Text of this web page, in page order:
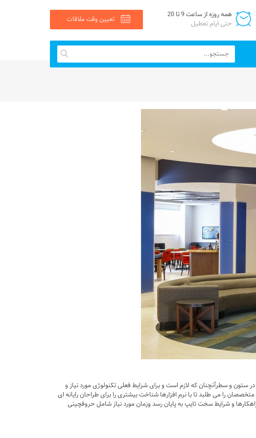
همه روزه از ساعت 9 تا 20
حتی ایام تعطیل
تعیین وقت ملاقات
ستون و سطرآنچنان که لازم است و برای شرایط فعلی تکنولوژی مورد نیاز و
را می طلبد تا با نرم افزارها شناخت بیشتری را برای طراحان رایانه ای
و شرایط سخت تایپ به پایان رسد وزمان مورد نیاز شامل حروفچینی